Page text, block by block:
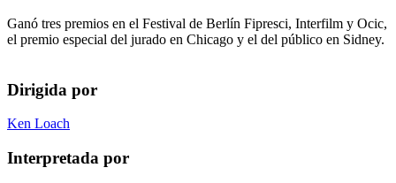
Ganó tres premios en el Festival de Berlín Fipresci, Interfilm y Ocic,
el premio especial del jurado en Chicago y el del público en Sidney.
Dirigida por
Ken Loach
Interpretada por